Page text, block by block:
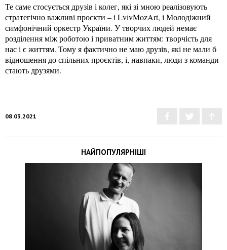
Те саме стосується друзів і колег, які зі мною реалізовують
стратегічно важливі проєкти – і LvivMozArt, і Молодіжний
симфонічний оркестр України. У творчих людей немає
розділення між роботою і приватним життям: творчість для
нас і є життям. Тому я фактично не маю друзів, які не мали б
відношення до спільних проєктів, і, навпаки, люди з команди
стають друзями.
08.03.2021
НАЙПОПУЛЯРНІШІ